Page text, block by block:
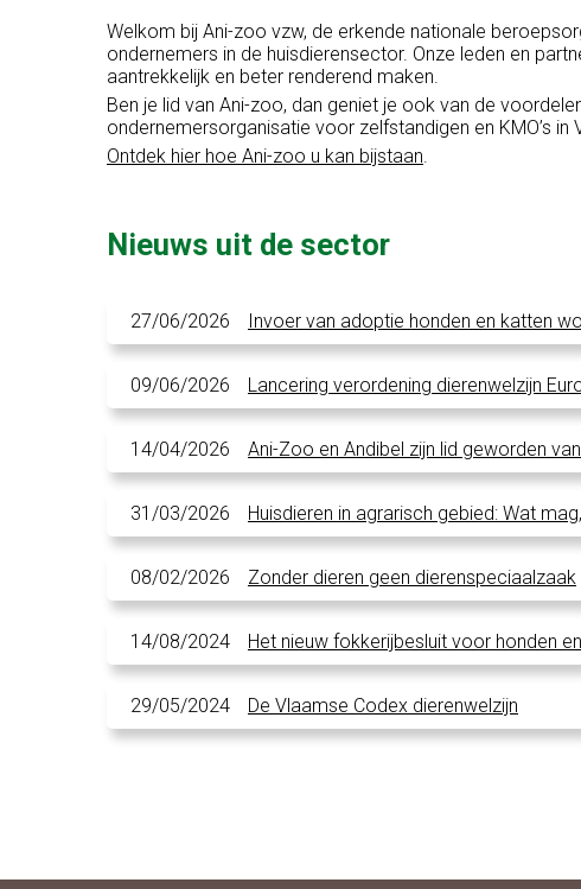
Welkom bij Ani-zoo vzw, de erkende nationale
ondernemers in de huisdierensector. Onze leden en
aantrekkelijk en beter renderend maken.
Ben je lid van Ani-zoo, dan geniet je ook van de
ondernemersorganisatie voor zelfstandigen en KMO’s in
Ontdek hier hoe Ani-zoo u kan bijstaan.
Nieuws uit de sector
27/06/2026 Invoer van adoptie honden en katten
09/06/2026 Lancering verordening dierenwelzijn
14/04/2026 Ani-Zoo en Andibel zijn lid geworden
31/03/2026 Huisdieren in agrarisch gebied: Wat
08/02/2026 Zonder dieren geen dierenspeciaalzaak
14/08/2024 Het nieuw fokkerijbesluit voor honden
29/05/2024 De Vlaamse Codex dierenwelzijn